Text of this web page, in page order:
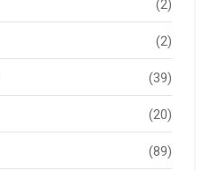
(2)
(2)
(39)
(20)
(89)